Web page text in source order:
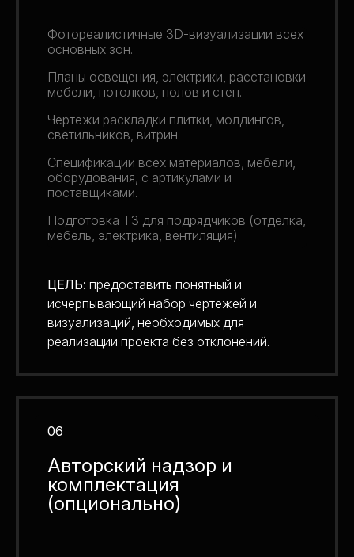
Фотореалистичные 3D-визуализации всех
основных зон.
Планы освещения, электрики, расстановки
мебели, потолков, полов и стен.
Чертежи раскладки плитки, молдингов,
светильников, витрин.
Спецификации всех материалов, мебели,
оборудования, с артикулами и
поставщиками.
Подготовка ТЗ для подрядчиков (отделка,
мебель, электрика, вентиляция).
ЦЕЛЬ: предоставить понятный и
исчерпывающий набор чертежей и
визуализаций, необходимых для
реализации проекта без отклонений.
06
Авторский надзор и
комплектация
(опционально)